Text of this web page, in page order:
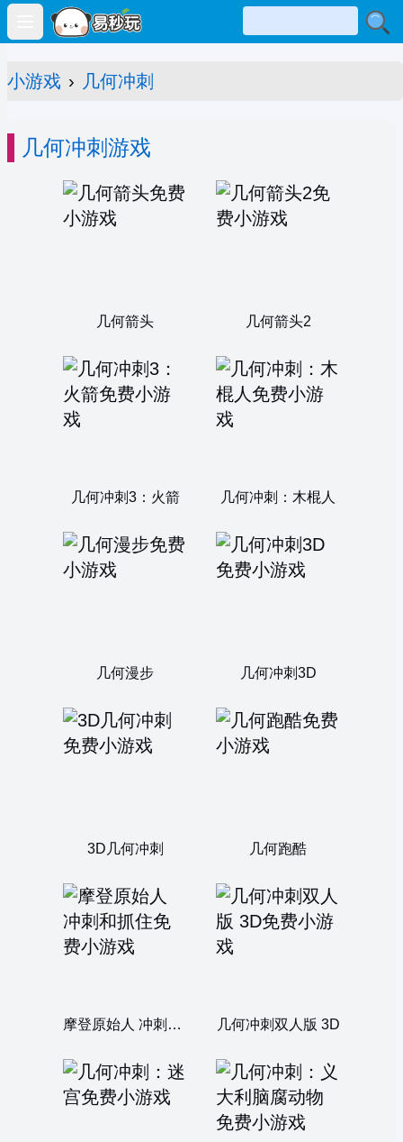
Open main menu
小游戏 › 几何冲刺
几何冲刺游戏
几何箭头 几何箭头2
几何冲刺3：火箭 几何冲刺：木棍人
几何漫步 几何冲刺3D
3D几何冲刺 几何跑酷
摩登原始人 冲刺和抓住 几何冲刺双人版 3D